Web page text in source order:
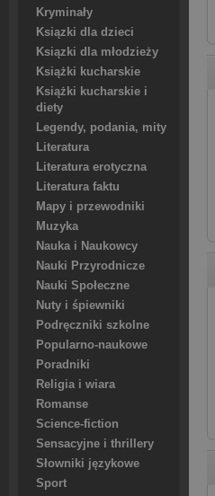
Kryminały
Ksiązki dla dzieci
Ksiązki dla młodzieży
Książki kucharskie
Książki kucharskie i
diety
Legendy, podania, mity
Literatura
Literatura erotyczna
Literatura faktu
Mapy i przewodniki
Muzyka
Nauka i Naukowcy
Nauki Przyrodnicze
Nauki Społeczne
Nuty i śpiewniki
Podręczniki szkolne
Popularno-naukowe
Poradniki
Religia i wiara
Romanse
Science-fiction
Sensacyjne i thrillery
Słowniki językowe
Sport